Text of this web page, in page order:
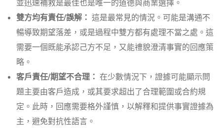
並迅速補救是最佳也是唯一的道德與商業選擇。
雙方均有責任/誤解： 這是最常見的情況。可能是溝通不
暢導致期望落差，或是過程中雙方都有處理不當之處。這
需要一個既能承認己方不足，又能禮貌澄清事實的回應策
略。
客戶責任/期望不合理： 在少數情況下，證據可能顯示問
題主要由客戶造成，或其要求超出了合理範圍或合約規
定。此時，回應需要格外謹慎，以解釋和提供事實證據為
主，避免對抗性語言。